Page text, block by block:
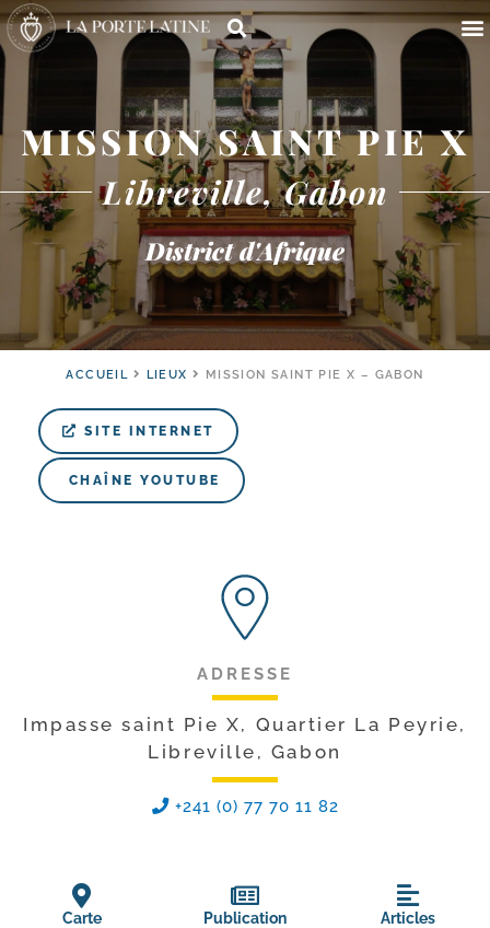
MISSION SAINT PIE X
Libreville, Gabon
District d'Afrique
ACCUEIL LIEUX MISSION SAINT PIE X – GABON
SITE INTERNET
CHAÎNE YOUTUBE
ADRESSE
Impasse saint Pie X, Quartier La Peyrie,
Libreville, Gabon
+241 (0) 77 70 11 82
Carte Publication Articles